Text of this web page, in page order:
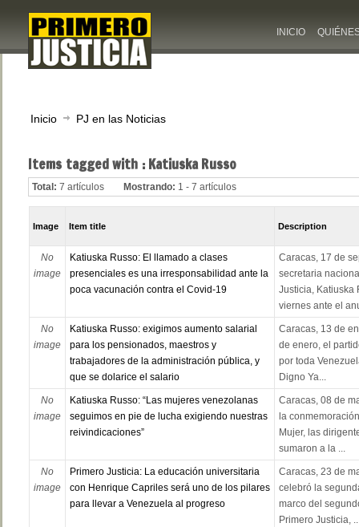
INICIO
Inicio PJ en las Noticias
Items tagged with : Katiuska Russo
Total: 7 artículos Mostrando: 1 - 7 artículos
Image Item title Description
No
image
Katiuska Russo: El llamado a clases
presenciales es una irresponsabilidad ante la
poca vacunación contra el Covid-19
Caracas, 17 de
secretaria
Justicia, Katiuska
viernes ante el
No
image
Katiuska Russo: exigimos aumento salarial
para los pensionados, maestros y
trabajadores de la administración pública, y
que se dolarice el salario
Caracas, 13 de
de enero, el
por toda
Digno Ya...
No
image
Katiuska Russo: “Las mujeres venezolanas
seguimos en pie de lucha exigiendo nuestras
reivindicaciones”
Caracas, 08 de
la
Mujer, las
sumaron a la ...
No
image
Primero Justicia: La educación universitaria
con Henrique Capriles será uno de los pilares
para llevar a Venezuela al progreso
Caracas, 23 de
celebró la
marco del
Primero Justicia,